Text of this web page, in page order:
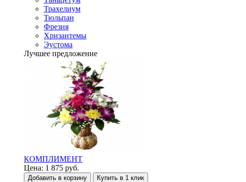
Трахелиум
Тюльпан
Фрезия
Хризантемы
Эустома
Лучшее предложение
КОМПЛИМЕНТ
Цена: 1 875 руб.
Добавить в корзину Купить в 1 клик